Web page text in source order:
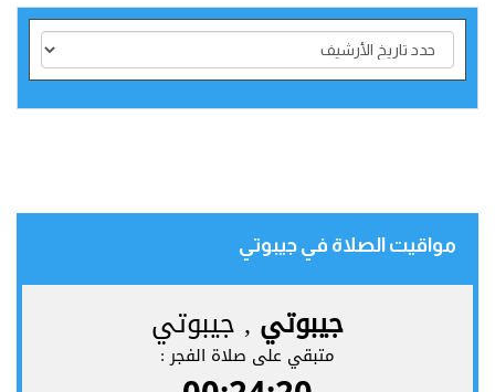
مواقيت الصلاة في جيبوتي‎